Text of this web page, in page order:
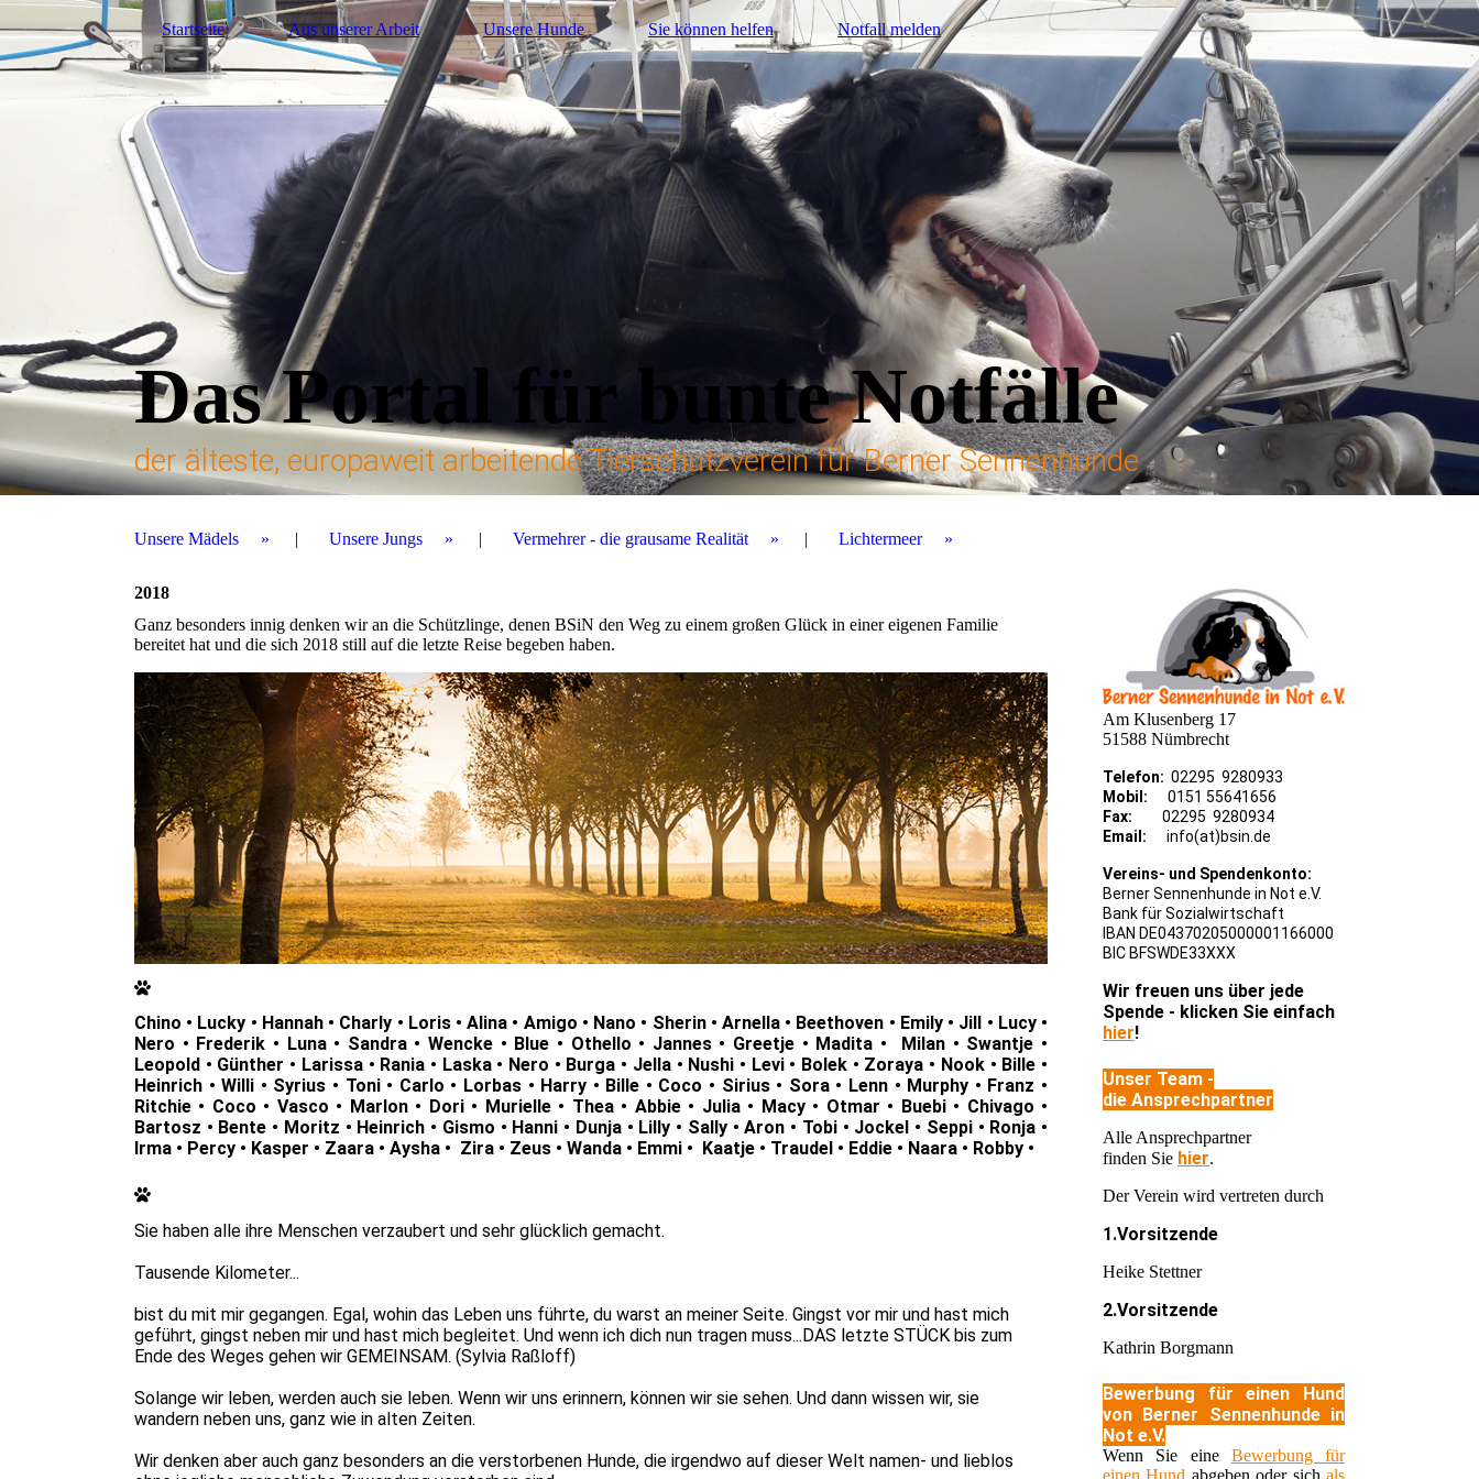
Startseite Aus unserer Arbeit Unsere Hunde Sie können helfen Notfall melden
Das Portal für bunte Notfälle
der älteste, europaweit arbeitende Tierschutzverein für Berner Sennenhunde
Unsere Mädels Unsere Jungs Vermehrer - die grausame Realität Lichtermeer
2018
Ganz besonders innig denken wir an die Schützlinge, denen BSiN den Weg zu einem großen Glück in einer eigenen Familie
bereitet hat und die sich 2018 still auf die letzte Reise begeben haben.
Chino • Lucky • Hannah • Charly • Loris • Alina • Amigo • Nano • Sherin • Arnella • Beethoven • Emily • Jill • Lucy •
Nero • Frederik • Luna • Sandra • Wencke • Blue • Othello • Jannes • Greetje • Madita • Milan • Swantje •
Leopold • Günther • Larissa • Rania • Laska • Nero • Burga • Jella • Nushi • Levi • Bolek • Zoraya • Nook • Bille •
Heinrich • Willi • Syrius • Toni • Carlo • Lorbas • Harry • Bille • Coco • Sirius • Sora • Lenn • Murphy • Franz •
Ritchie • Coco • Vasco • Marlon • Dori • Murielle • Thea • Abbie • Julia • Macy • Otmar • Buebi • Chivago •
Bartosz • Bente • Moritz • Heinrich • Gismo • Hanni • Dunja • Lilly • Sally • Aron • Tobi • Jockel • Seppi • Ronja •
Irma • Percy • Kasper • Zaara • Aysha • Zira • Zeus • Wanda • Emmi • Kaatje • Traudel • Eddie • Naara • Robby •
Sie haben alle ihre Menschen verzaubert und sehr glücklich gemacht.
Tausende Kilometer...
bist du mit mir gegangen. Egal, wohin das Leben uns führte, du warst an meiner Seite. Gingst vor mir und hast mich
geführt, gingst neben mir und hast mich begleitet. Und wenn ich dich nun tragen muss...DAS letzte STÜCK bis zum
Ende des Weges gehen wir GEMEINSAM. (Sylvia Raßloff)
Solange wir leben, werden auch sie leben. Wenn wir uns erinnern, können wir sie sehen. Und dann wissen wir, sie
wandern neben uns, ganz wie in alten Zeiten.
Wir denken aber auch ganz besonders an die verstorbenen Hunde, die irgendwo auf dieser Welt namen- und lieblos
Am Klusenberg 17
51588 Nümbrecht
Telefon: 02295 9280933
Mobil: 0151 55641656
Fax:
02295 9280934
Email: info(at)bsin.de
Vereins- und Spendenkonto:
Berner Sennenhunde in Not e.V.
Bank für Sozialwirtschaft
IBAN DE04370205000001166000
BIC BFSWDE33XXX
Wir freuen uns über jede
Spende - klicken Sie einfach
hier!
Unser Team -
die Ansprechpartner
Alle Ansprechpartner
finden Sie hier.
Der Verein wird vertreten durch
1.Vorsitzende
Heike Stettner
2.Vorsitzende
Kathrin Borgmann
Bewerbung für einen Hund
von Berner Sennenhunde in
Not e.V.
Wenn Sie eine Bewerbung für